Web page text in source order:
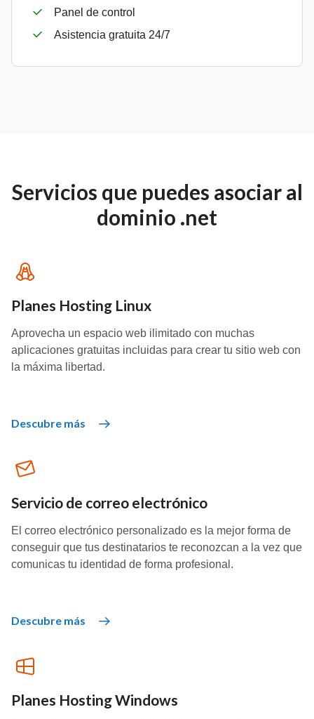
Panel de control
Asistencia gratuita 24/7
Servicios que puedes asociar al
dominio .net
Planes Hosting Linux
Aprovecha un espacio web ilimitado con muchas
aplicaciones gratuitas incluidas para crear tu sitio web con
la máxima libertad.
Descubre más
Servicio de correo electrónico
El correo electrónico personalizado es la mejor forma de
conseguir que tus destinatarios te reconozcan a la vez que
comunicas tu identidad de forma profesional.
Descubre más
Planes Hosting Windows